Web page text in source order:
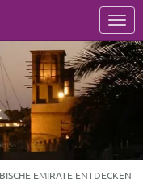
EMIRATE ENTDECKEN